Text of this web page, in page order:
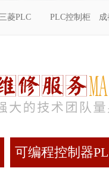
菱PLC PLC控制柜
可编程控制器